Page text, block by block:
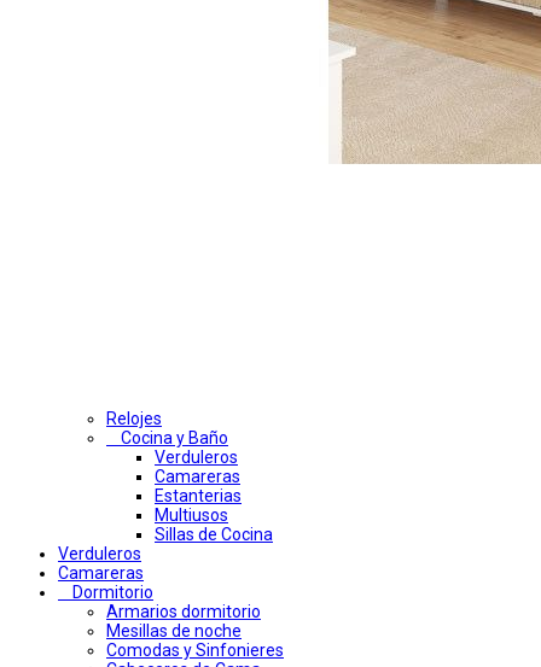
Relojes
Cocina y Baño
Verduleros
Camareras
Estanterias
Multiusos
Sillas de Cocina
Verduleros
Camareras
Dormitorio
Armarios dormitorio
Mesillas de noche
Comodas y Sinfonieres